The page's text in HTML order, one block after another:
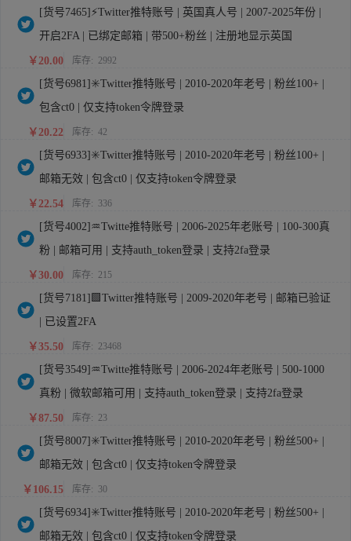
[货号7465]⚡Twitter推特账号 | 英国真人号 | 2007-2025年份 |
开启2FA | 已绑定邮箱 | 带500+粉丝 | 注册地显示英国
￥20.00 库存: 2992
[货号6981]✳️Twitter推特账号 | 2010-2020年老号 | 粉丝100+ |
包含ct0 | 仅支持token令牌登录
￥20.22 库存: 42
[货号6933]✳️Twitter推特账号 | 2010-2020年老号 | 粉丝100+ |
邮箱无效 | 包含ct0 | 仅支持token令牌登录
￥22.54 库存: 336
[货号4002]♒Twitte推特账号 | 2006-2025年老账号 | 100-300真
粉 | 邮箱可用 | 支持auth_token登录 | 支持2fa登录
￥30.00 库存: 215
[货号7181]🟩Twitter推特账号 | 2009-2020年老号 | 邮箱已验证
| 已设置2FA
￥35.50 库存: 23468
[货号3549]♒Twitte推特账号 | 2006-2024年老账号 | 500-1000
真粉 | 微软邮箱可用 | 支持auth_token登录 | 支持2fa登录
￥87.50 库存: 23
[货号8007]✳️Twitter推特账号 | 2010-2020年老号 | 粉丝500+ |
邮箱无效 | 包含ct0 | 仅支持token令牌登录
￥106.15 库存: 30
[货号6934]✳️Twitter推特账号 | 2010-2020年老号 | 粉丝500+ |
邮箱无效 | 包含ct0 | 仅支持token令牌登录